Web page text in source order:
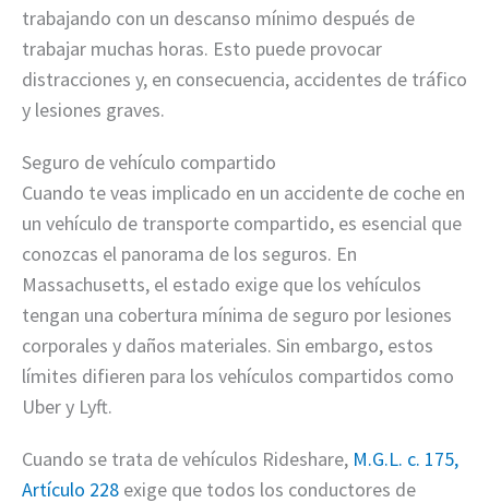
trabajando con un descanso mínimo después de
trabajar muchas horas. Esto puede provocar
distracciones y, en consecuencia, accidentes de tráfico
y lesiones graves.
Seguro de vehículo compartido
Cuando te veas implicado en un accidente de coche en
un vehículo de transporte compartido, es esencial que
conozcas el panorama de los seguros. En
Massachusetts, el estado exige que los vehículos
tengan una cobertura mínima de seguro por lesiones
corporales y daños materiales. Sin embargo, estos
límites difieren para los vehículos compartidos como
Uber y Lyft.
Cuando se trata de vehículos Rideshare, M.G.L. c. 175,
Artículo 228 exige que todos los conductores de